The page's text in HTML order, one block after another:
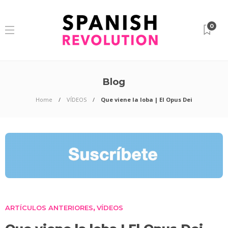
0
Blog
Home VÍDEOS Que viene la loba | El Opus Dei
ARTÍCULOS ANTERIORES, VÍDEOS